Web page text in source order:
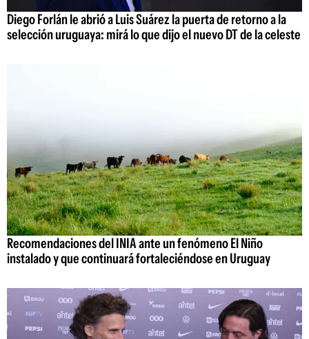
Diego Forlán le abrió a Luis Suárez la puerta de retorno a la
selección uruguaya: mirá lo que dijo el nuevo DT de la celeste
Recomendaciones del INIA ante un fenómeno El Niño
instalado y que continuará fortaleciéndose en Uruguay